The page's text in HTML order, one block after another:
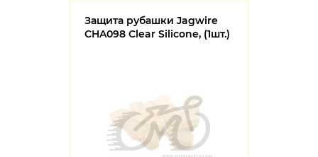
Защита рубашки Jagwire
CHA098 Clear Silicone, (1шт.)